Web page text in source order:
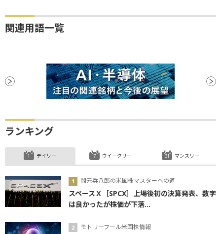
関連用語一覧
ランキング
デイリー
岡元兵八郎の米国株マスターへの道
スペースＸ［SPCX］上場後初の決算発表、数字
は良かったが株価が下落...
モトリーフール米国株情報
ウイークリー マンスリー